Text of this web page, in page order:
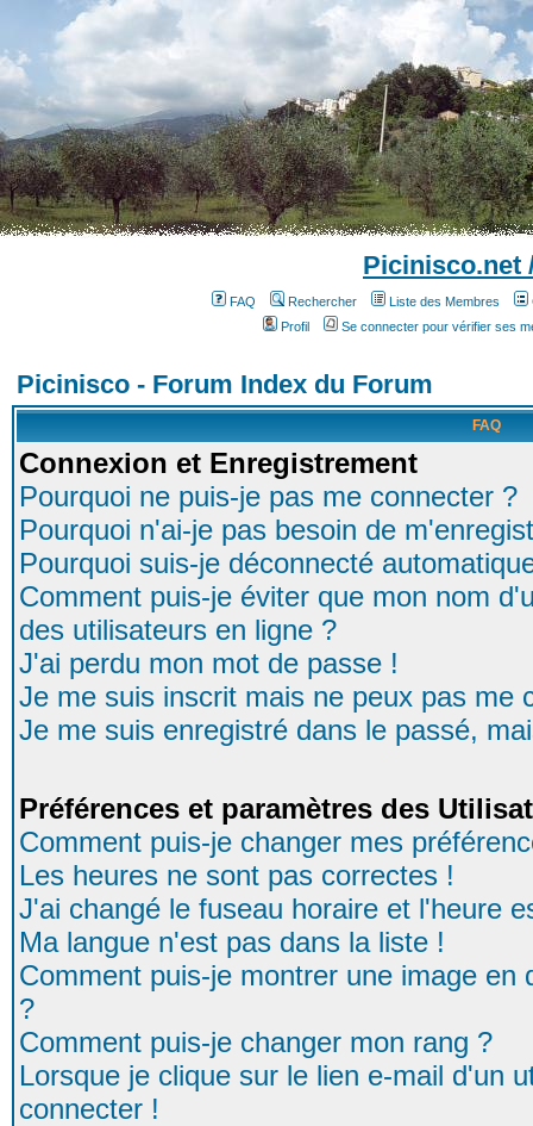
Picinisco.net
FAQ Rechercher Liste des Membres
Profil
Se connecter pour vérifier ses
Picinisco - Forum Index du Forum
FAQ
Connexion et Enregistrement
Pourquoi ne puis-je pas me connecter ?
Pourquoi n'ai-je pas besoin de
Pourquoi suis-je déconnecté
Comment puis-je éviter que mon nom
des utilisateurs en ligne ?
J'ai perdu mon mot de passe !
Je me suis inscrit mais ne peux pas me
Je me suis enregistré dans le passé,
Préférences et paramètres des
Comment puis-je changer mes
Les heures ne sont pas correctes !
J'ai changé le fuseau horaire et l'heure
Ma langue n'est pas dans la liste !
Comment puis-je montrer une image
?
Comment puis-je changer mon rang ?
Lorsque je clique sur le lien e-mail d'un
connecter !